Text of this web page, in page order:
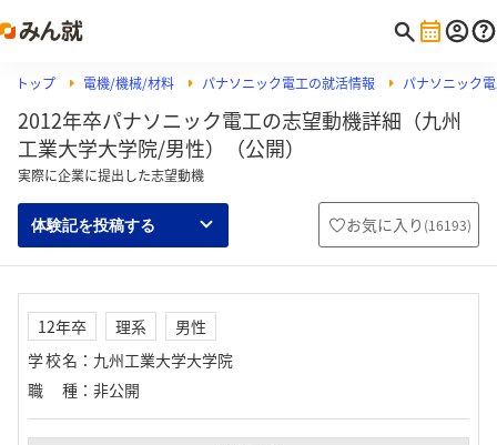
トップ 電機/機械/材料 パナソニック電工の就活情報 パナソニック
2012年卒パナソニック電工の志望動機詳細（九州
工業大学大学院/男性）（公開）
実際に企業に提出した志望動機
体験記を投稿する お気に入り (16193)
12年卒 理系
男性
学校名 ： 九州工業大学大学院
職種 ： 非公開